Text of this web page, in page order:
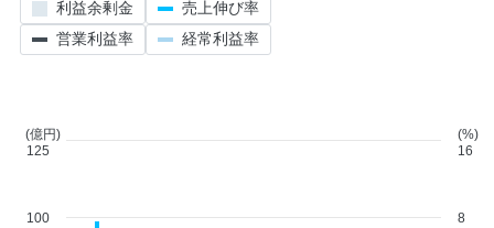
100
(億円)
125
8
(%)
16
利益余剰金
売上伸び率
営業利益率
経常利益率